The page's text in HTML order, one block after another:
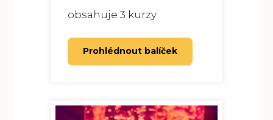
obsahuje 3 kurzy
Prohlédnout balíček